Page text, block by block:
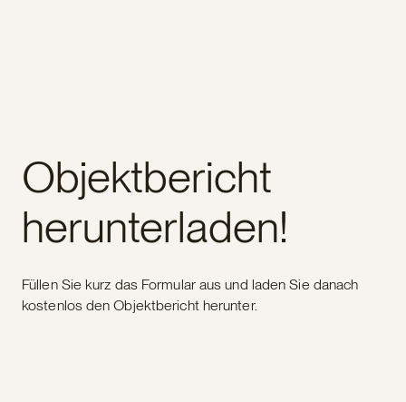
Objektbericht
herunterladen!
Füllen Sie kurz das Formular aus und laden Sie danach
kostenlos den Objektbericht herunter.